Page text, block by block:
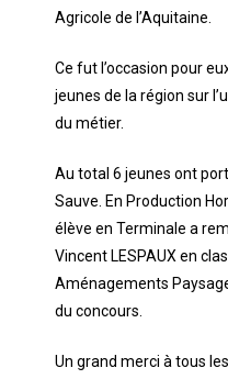
Agricole de l’Aquitaine.
Ce fut l’occasion pour
jeunes de la région sur
du métier.
Au total 6 jeunes ont
Sauve. En Production
élève en Terminale a
Vincent LESPAUX en
Aménagements
du concours.
Un grand merci à tous